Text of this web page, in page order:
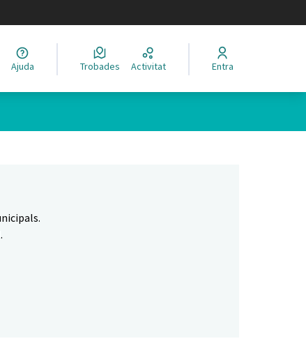
el idioma
Ajuda Trobades Activitat Entra